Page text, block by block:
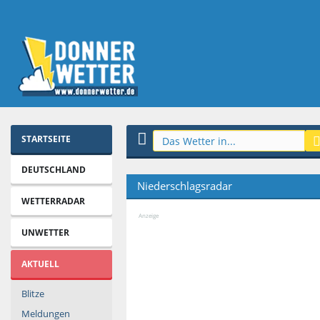
STARTSEITE
DEUTSCHLAND
WETTERRADAR
UNWETTER
AKTUELL
Blitze
Meldungen
Niederschlagsradar
Anzeige